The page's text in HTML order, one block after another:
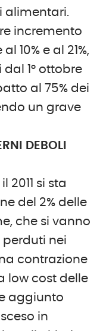
alimentari.
incremento
10% e al 21%,
1° ottobre
al 75% dei
un grave
DEBOLI
2011 si sta
del 2% delle
che si vanno
nei
contrazione
low cost delle
aggiunto
in